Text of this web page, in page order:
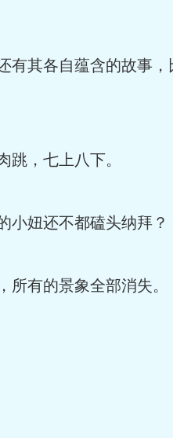
其各自蕴含的故事，
，七上八下。
妞还不都磕头纳拜？
有的景象全部消失。